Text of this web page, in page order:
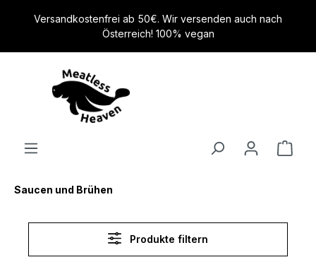
springen
Versandkostenfrei ab 50€. Wir versenden auch nach
Österreich! 100% vegan
Saucen und Brühen
Produkte filtern